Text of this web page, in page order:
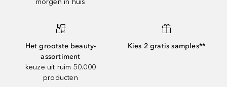
morgen in huis
Het grootste beauty-
assortiment
keuze uit ruim 50.000
producten
Kies 2 gratis samples**